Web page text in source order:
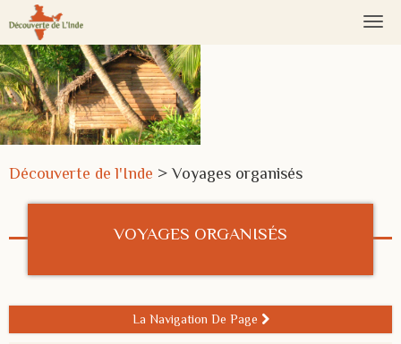
Découverte de l'Inde >Voyages organisés
VOYAGES ORGANISÉS
La Navigation De Page